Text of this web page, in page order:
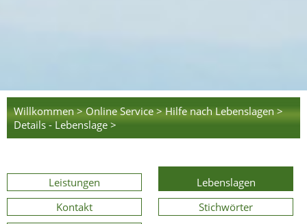
Willkommen > Online Service > Hilfe nach Lebenslagen >
Details - Lebenslage >
Leistungen
Lebenslagen
Kontakt
Stichwörter